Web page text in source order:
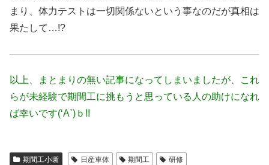
まり、体力テストは一切関係ないという事なのだが真相は
果たして…!?
以上、まとまりの無い記事になってしまいましたが、これ
らが未経験で期間工に挑もうと思っている人の助けになれ
ば幸いです(‘A`)ｂ!!
期間工小噺 日産車体 期間工 研修